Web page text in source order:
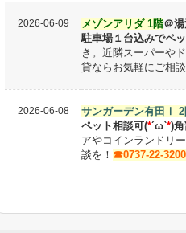
2026-06-09 メゾンアリダ 1階＠
駐車場１台込みでペ
き。 近隣スーパーや
貸ならお気軽にご相談
2026-06-08 サンガーデン有田Ⅰ 2
ペット相談可(*´ω`*)
アやコインランドリ
談を！ ☎0737-22-3200